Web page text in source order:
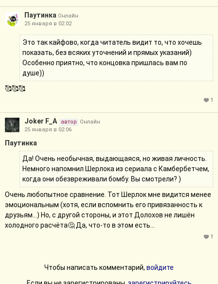
Паутинка Онлайн
25 января в 02:02
Это так кайфово, когда читатель видит то, что хочешь
показать, без всяких уточнений и прямых указаний)
Особенно приятно, что концовка пришлась вам по
душе))
🥰🥰🥰
1
Joker F_A автор
Онлайн
25 января в 02:06
Паутинка
Да! Очень необычная, выдающаяся, но живая личность.
Немного напомнил Шерлока из сериала с Камбербетчем,
когда они обезвреживали бомбу. Вы смотрели? )
Очень любопытное сравнение. Тот Шерлок мне видится менее
эмоциональным (хотя, если вспомнить его привязанность к
друзьям...) Но, с другой стороны, и этот Долохов не лишён
холодного расчёта🤔 Да, что-то в этом есть...
1
Чтобы написать комментарий, войдите